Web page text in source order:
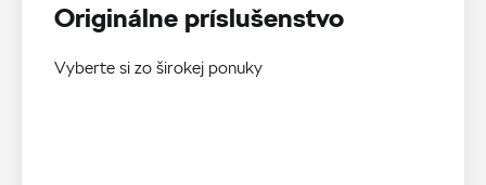
Originálne príslušenstvo
Vyberte si zo širokej ponuky